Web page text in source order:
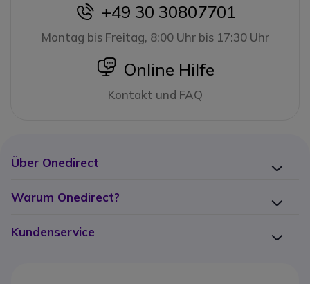
icon
+49 30 30807701
Montag bis Freitag, 8:00 Uhr bis 17:30 Uhr
icon
Online Hilfe
Kontakt und FAQ
Über Onedirect
Warum Onedirect?
Kundenservice